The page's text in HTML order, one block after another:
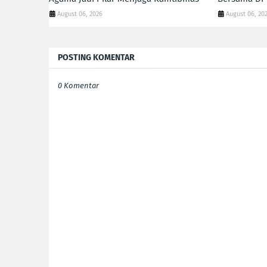
August 06, 2026 August 06,
POSTING KOMENTAR
0 Komentar